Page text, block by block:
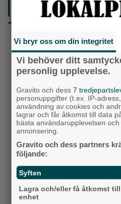
Lokalpressen, på webben, i
idag?
Socialdemokraterna
Moderaterna
Vänsterpartiet
Sverigedemokraterna
Kristdemokraterna
Vi bryr oss om din integritet
Vi behöver ditt
personlig upplevelse.
Gravito och dess7
personuppgifter (t.ex. IP-
användning av cookies och
lagrar och får åtkomst till data
bästa användarupplevelsen
annonsering.
Gravito och dess partners
följande:
Syften
Lagra och/eller få åtkomst
enhet